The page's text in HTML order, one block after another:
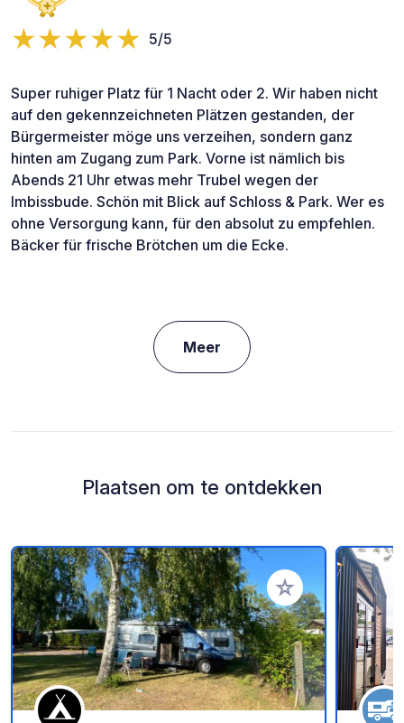
5/5
Super ruhiger Platz für 1 Nacht oder 2. Wir haben nicht
auf den gekennzeichneten Plätzen gestanden, der
Bürgermeister möge uns verzeihen, sondern ganz
hinten am Zugang zum Park. Vorne ist nämlich bis
Abends 21 Uhr etwas mehr Trubel wegen der
Imbissbude. Schön mit Blick auf Schloss & Park. Wer es
ohne Versorgung kann, für den absolut zu empfehlen.
Bäcker für frische Brötchen um die Ecke.
Meer
Plaatsen om te ontdekken
Voeg toe aan je